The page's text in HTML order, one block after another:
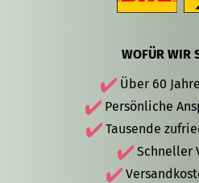
WOFÜR WIR
Über 60
Persönliche
Tausende
Schneller